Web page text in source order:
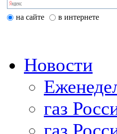
на сайте в интернете
Новости
газ